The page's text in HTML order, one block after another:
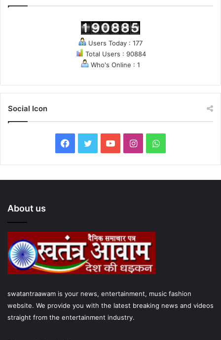
Users Today : 177
Total Users : 90884
Who's Online : 1
Social Icon
Facebook
TwitterYouTubeInstagramWhatsApp
About us
swatantraawam is your news, entertainment, music fashion
website. We provide you with the latest breaking news and videos
straight from the entertainment industry.